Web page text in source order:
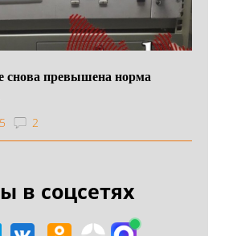
снова превышена норма
2
в соцсетях